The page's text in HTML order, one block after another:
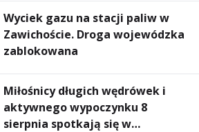
Wyciek gazu na stacji paliw w
Zawichoście. Droga wojewódzka
zablokowana
Miłośnicy długich wędrówek i
aktywnego wypoczynku 8
sierpnia spotkają się w